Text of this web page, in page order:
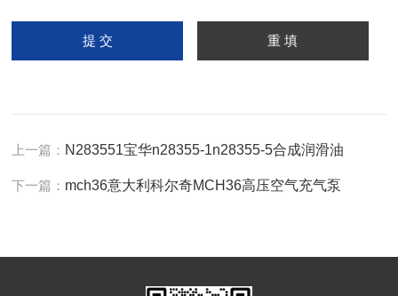
上一篇： N283551宝华n28355-1n28355-5合成润滑油
下一篇： mch36意大利科尔奇MCH36高压空气充气泵